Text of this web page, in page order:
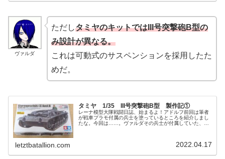
ヴァルダ
ただしタミヤのキットではIII号突撃砲B型の
み設計が異なる。
これは可動式のサスペンションを採用したた
めだ。
タミヤ 1/35 III号突撃砲B型 製作記①
レーナ模型大隊戦闘日誌、始まるよ！アドルフ前回は筆者
が戦車プラモ付属の兵士を塗っているところを紹介しまし
たな。今回は……。ヴァルダその兵士が付属していた、突
letztbatallion.com 2022.04.17